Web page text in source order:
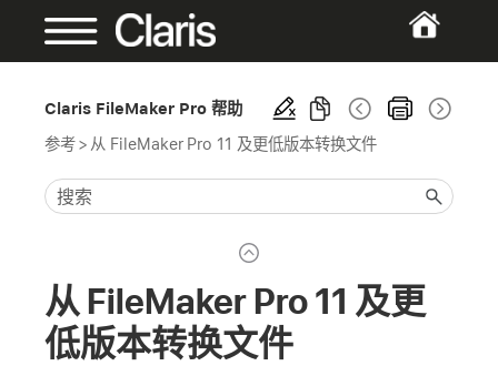
Claris FileMaker Pro 帮助
参考> 从 FileMaker Pro 11 及更低版本转换文件
从 FileMaker Pro 11 及更
低版本转换文件